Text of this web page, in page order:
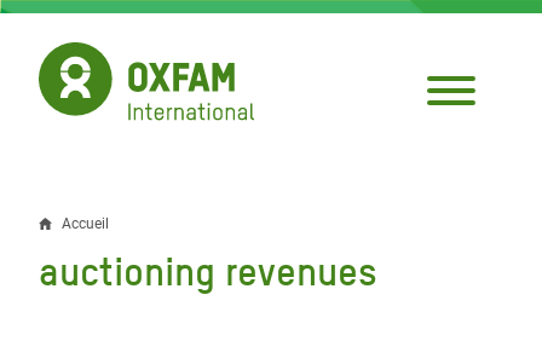
Aller
contenu
principal
Fil
d'Ariane
Accueil
auctioning revenues